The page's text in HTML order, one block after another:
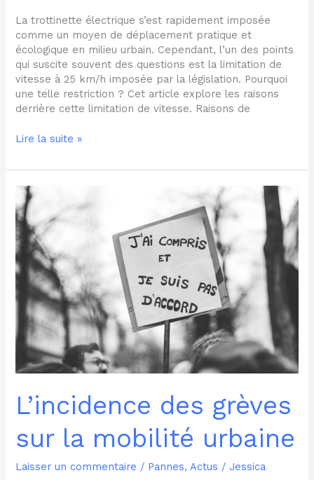
La trottinette électrique s’est rapidement imposée
comme un moyen de déplacement pratique et
écologique en milieu urbain. Cependant, l’un des points
qui suscite souvent des questions est la limitation de
vitesse à 25 km/h imposée par la législation. Pourquoi
une telle restriction ? Cet article explore les raisons
derrière cette limitation de vitesse. Raisons de
Lire la suite »
L’incidence des grèves
sur la mobilité urbaine
Laisser un commentaire / Pannes,Actus /Jessica
L’incidence
des
grèves
sur
la
mobilité
urbaine